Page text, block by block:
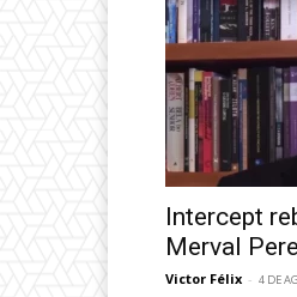
Intercept
Merval
Victor Félix - 4 DE